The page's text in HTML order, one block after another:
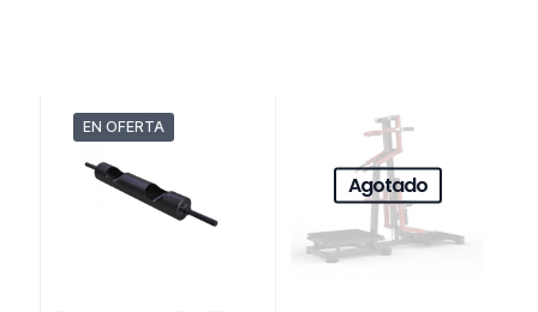
EN OFERTA
Agotado